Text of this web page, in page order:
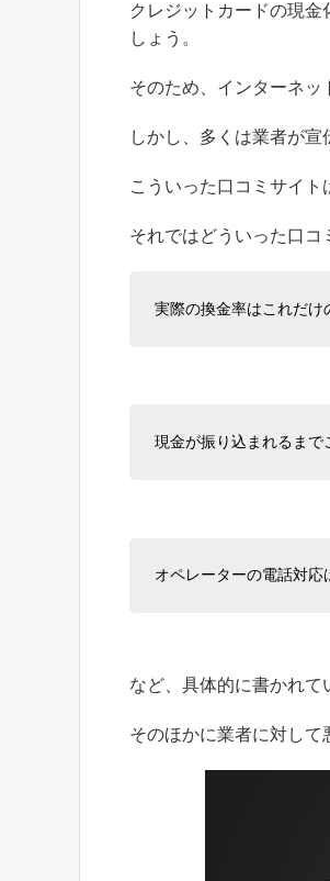
クレジットカードの現
しょう。
そのため、インターネッ
しかし、多くは業者が宣
こういった口コミサイト
それではどういった口コ
実際の換金率はこれだけ
現金が振り込まれるまで
オペレーターの電話対応
など、具体的に書かれて
そのほかに業者に対して